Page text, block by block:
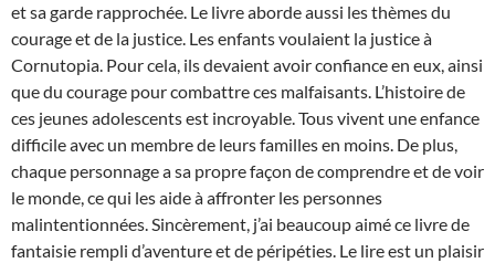
et sa garde rapprochée. Le livre aborde aussi les thèmes du
courage et de la justice. Les enfants voulaient la justice à
Cornutopia. Pour cela, ils devaient avoir confiance en eux, ainsi
que du courage pour combattre ces malfaisants. L’histoire de
ces jeunes adolescents est incroyable. Tous vivent une enfance
difficile avec un membre de leurs familles en moins. De plus,
chaque personnage a sa propre façon de comprendre et de voir
le monde, ce qui les aide à affronter les personnes
malintentionnées. Sincèrement, j’ai beaucoup aimé ce livre de
fantaisie rempli d’aventure et de péripéties. Le lire est un plaisir